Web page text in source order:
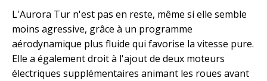
L'Aurora Tur n'est pas en reste, même si elle semble
moins agressive, grâce à un programme
aérodynamique plus fluide qui favorise la vitesse pure.
Elle a également droit à l'ajout de deux moteurs
électriques supplémentaires animant les roues avant